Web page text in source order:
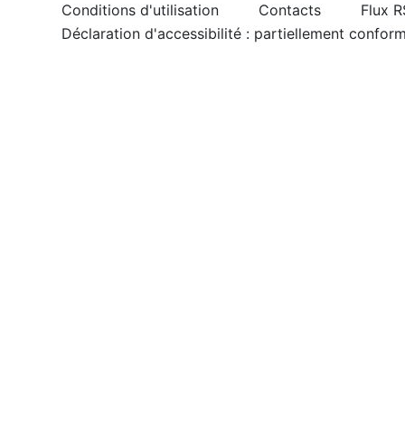
Conditions d'utilisation Contacts
Flux
Déclaration d'accessibilité : partiellement